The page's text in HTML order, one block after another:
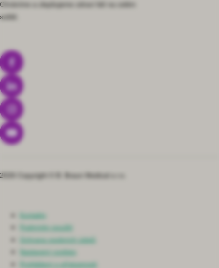
Chráníme a zlepšujeme zdraví lidí na celém
světě.
2026 Copyright © B. Braun Medical s.r.o.
Kontakty
Podmínky použití
Ochrana osobních údajů
Nastavení cookies
Prohlášení o přístupnosti